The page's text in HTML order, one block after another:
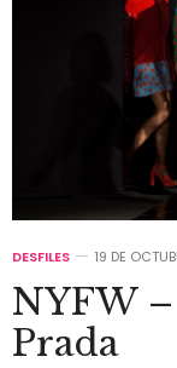
DESFILES 19 DE
NYFW
Prada